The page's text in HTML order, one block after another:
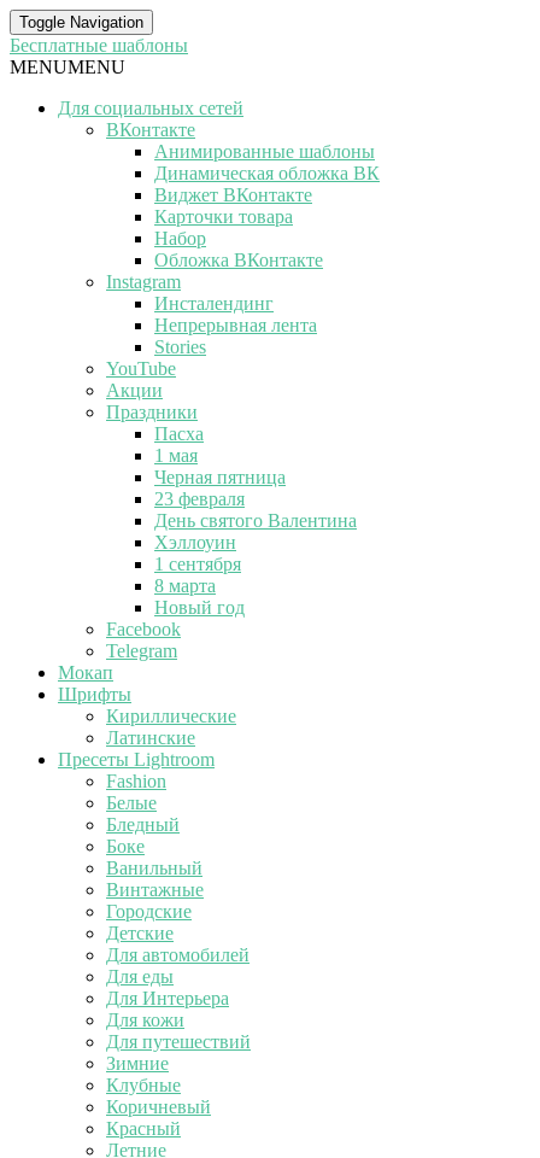
Toggle Navigation
Бесплатные шаблоны
MENUMENU
Для социальных сетей
ВКонтакте
Анимированные шаблоны
Динамическая обложка ВК
Виджет ВКонтакте
Карточки товара
Набор
Обложка ВКонтакте
Instagram
Инсталендинг
Непрерывная лента
Stories
YouTube
Акции
Праздники
Пасха
1 мая
Черная пятница
23 февраля
День святого Валентина
Хэллоуин
1 сентября
8 марта
Новый год
Facebook
Telegram
Мокап
Шрифты
Кириллические
Латинские
Пресеты Lightroom
Fashion
Белые
Бледный
Боке
Ванильный
Винтажные
Городские
Детские
Для автомобилей
Для еды
Для Интерьера
Для кожи
Для путешествий
Зимние
Клубные
Коричневый
Красный
Летние